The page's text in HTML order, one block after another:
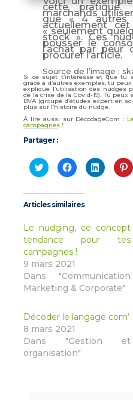
cette pratique.
marchands
que « 4 autres
actuellement
« seulement
stock ». Ces
pousser le
l’achat par
procurer l’article.
Source de l’image :
Si ce sujet t’intéresse et que tu
grâce à d’autres exemples, tu
explique l’utilisation des nudges
de la crise de la Covid-19). Tu
BVA (groupe d’études expert en
plus sur l’histoire du nudge.
À lire aussi sur DécodageCom :
campagnes !
Partager :
Cliquez
pour
partager
Twitter(ouvre
dans
une
fenêtre)
Cliquez
pour
partager
Facebook(ouvre
dans
une
Cliquez
pour
partager
Articles similaires
Le nudging, ce concept
tendance pour tes
campagnes !
9 mars 2021
Dans "Communication
Marketing & Corporate"
Décoder le langage com’
8 mars 2021
Dans "Gestion et
organisation"